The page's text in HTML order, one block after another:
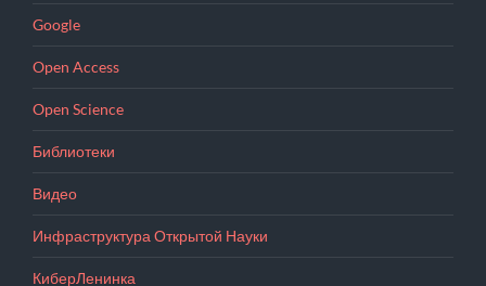
Google
Open Access
Open Science
Библиотеки
Видео
Инфраструктура Открытой Науки
КиберЛенинка